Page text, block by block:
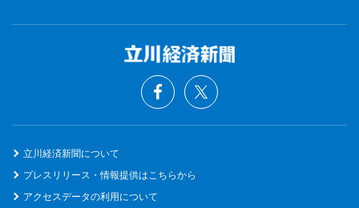
立川経済新聞について
プレスリリース・情報提供はこちらから
アクセスデータの利用について